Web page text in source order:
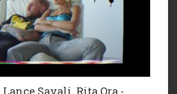
Lance Savali, Rita Ora -